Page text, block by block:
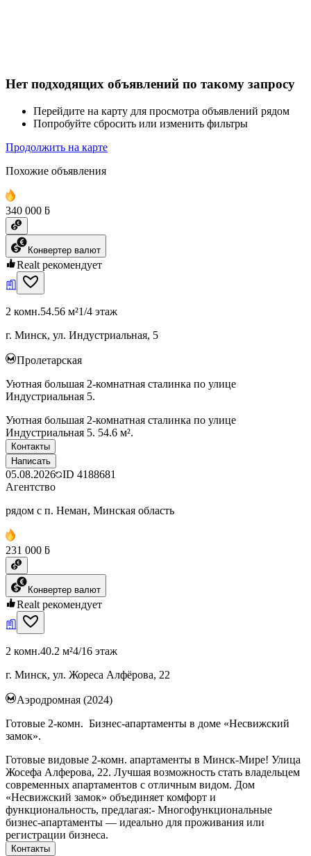
Нет подходящих объявлений по такому запросу
Перейдите на карту для просмотра объявлений рядом
Попробуйте сбросить или изменить фильтры
Продолжить на карте
Похожие объявления
340 000 ƃ
Конвертер валют
Realt рекомендует
2 комн.54.56 м²1/4 этаж
г. Минск, ул. Индустриальная, 5
Пролетарская
Уютная большая 2-комнатная сталинка по улице
Индустриальная 5.
Уютная большая 2-комнатная сталинка по улице
Индустриальная 5. 54.6 м².
Контакты
Написать
05.08.2026 ID 4188681
Агентство
рядом с п. Неман, Минская область
231 000 ƃ
Конвертер валют
Realt рекомендует
2 комн.40.2 м²4/16 этаж
г. Минск, ул. Жореса Алфёрова, 22
Аэродромная (2024)
Готовые 2-комн. Бизнес-апартаменты в доме «Несвижский
замок».
Готовые видовые 2-комн. апартаменты в Минск-Мире! Улица
Жосефа Алферова, 22. Лучшая возможность стать владельцем
современных апартаментов с отличным видом. Дом
«Несвижский замок» объединяет комфорт и
функциональность, предлагая:- Многофункциональные
бизнес-апартаменты — идеально для проживания или
регистрации бизнеса.
Контакты